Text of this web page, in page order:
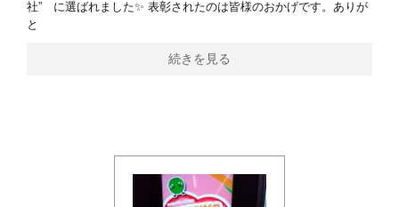
社” に選ばれました✨ 表彰されたのは皆様のおかげです。ありが
と
続きを見る